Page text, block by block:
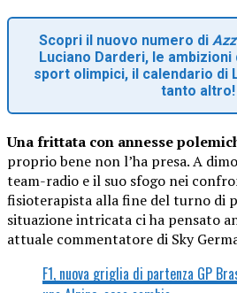
Scopri il nuovo numero di
Luciano Darderi, le
sport olimpici, il calendario di
tanto altro!
Una frittata con annesse
proprio bene non l’ha presa. A
team-radio e il suo sfogo nei
fisioterapista alla fine del turno di
situazione intricata ci ha pensato
attuale commentatore di Sky
F1, nuova griglia di partenza GP